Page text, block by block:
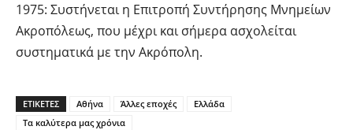
1975: Συστήνεται η Επιτροπή Συντήρησης Μνημείων
Ακροπόλεως, που μέχρι και σήμερα ασχολείται
συστηματικά με την Ακρόπολη.
ΕΤΙΚΕΤΕΣ Αθήνα Άλλες εποχές
Ελλάδα
Τα καλύτερα μας χρόνια